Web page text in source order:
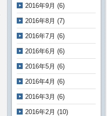
2016年9月 (6)
2016年8月 (7)
2016年7月 (6)
2016年6月 (6)
2016年5月 (6)
2016年4月 (6)
2016年3月 (6)
2016年2月 (10)